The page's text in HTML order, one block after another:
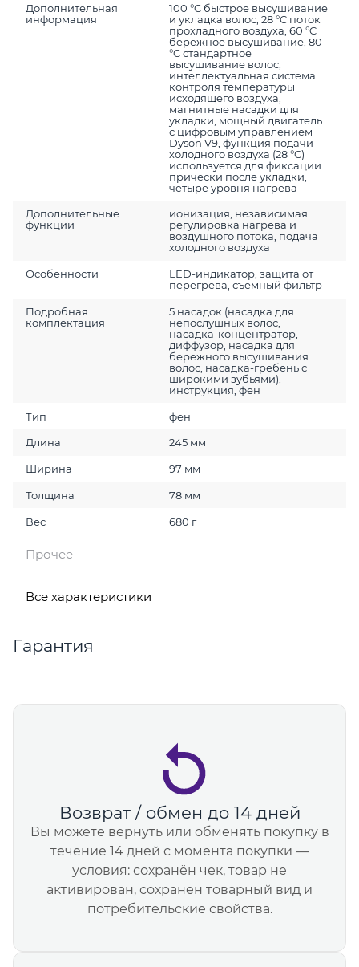
Дополнительная
информация
100 °C быстрое высушивание
и укладка волос, 28 °C поток
прохладного воздуха, 60 °C
бережное высушивание, 80
°C стандартное
высушивание волос,
интеллектуальная система
контроля температуры
исходящего воздуха,
магнитные насадки для
укладки, мощный двигатель
с цифровым управлением
Dyson V9, функция подачи
холодного воздуха (28 °C)
используется для фиксации
прически после укладки,
четыре уровня нагрева
Дополнительные
функции
ионизация, независимая
регулировка нагрева и
воздушного потока, подача
холодного воздуха
Особенности
LED-индикатор, защита от
перегрева, съемный фильтр
Подробная
комплектация
5 насадок (насадка для
непослушных волос,
насадка-концентратор,
диффузор, насадка для
бережного высушивания
волос, насадка-гребень с
широкими зубьями),
инструкция, фен
Тип фен
Длина 245 мм
Ширина 97 мм
Толщина 78 мм
Вес 680 г
Прочее
Все характеристики
Гарантия
Возврат / обмен до 14 дней
Вы можете вернуть или обменять покупку в
течение 14 дней с момента покупки —
условия: сохранён чек, товар не
активирован, сохранен товарный вид и
потребительские свойства.